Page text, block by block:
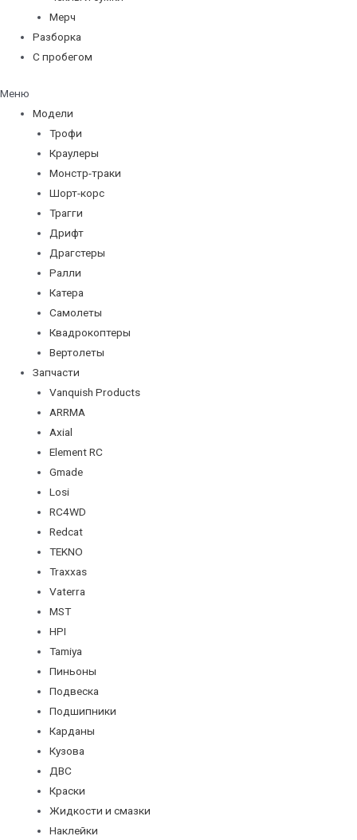
Мерч
Разборка
С пробегом
Меню
Модели
Трофи
Краулеры
Монстр-траки
Шорт-корс
Трагги
Дрифт
Драгстеры
Ралли
Катера
Самолеты
Квадрокоптеры
Вертолеты
Запчасти
Vanquish Products
ARRMA
Axial
Element RC
Gmade
Losi
RC4WD
Redcat
TEKNO
Traxxas
Vaterra
MST
HPI
Tamiya
Пиньоны
Подвеска
Подшипники
Карданы
Кузова
ДВС
Краски
Жидкости и смазки
Наклейки